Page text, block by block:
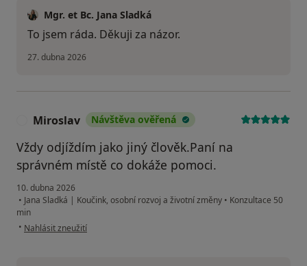
Mgr. et Bc. Jana Sladká
To jsem ráda. Děkuji za názor.
27. dubna 2026
Miroslav Návštěva ověřená
Vždy odjíždím jako jiný člověk.Paní na
správném místě co dokáže pomoci.
10. dubna 2026
• Jana Sladká | Koučink, osobní rozvoj a životní změny • Konzultace 50
min
• podle názoru uživatele Miroslav
Nahlásit zneužití